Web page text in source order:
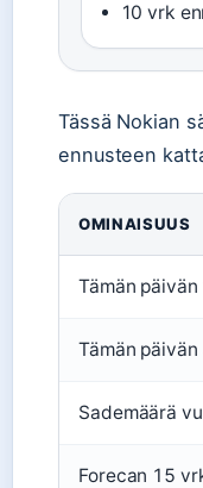
10 vrk
Tässä Nokian
ennusteen
OMINAISUUS
Tämän
Tämän
Sademäärä
Forecan 15